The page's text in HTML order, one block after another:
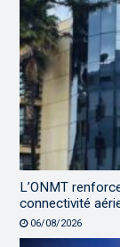
L’ONMT
connectivité
06/08/2026